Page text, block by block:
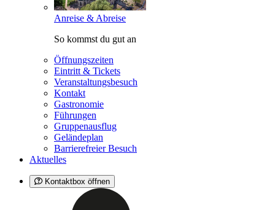
Anreise & Abreise
So kommst du gut an
Öffnungszeiten
Eintritt & Tickets
Veranstaltungsbesuch
Kontakt
Gastronomie
Führungen
Gruppenausflug
Geländeplan
Barrierefreier Besuch
Aktuelles
Kontaktbox öffnen